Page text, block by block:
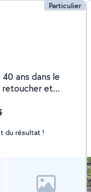
Particulier
retoucher et
du résultat !